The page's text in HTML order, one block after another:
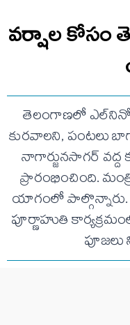
వర్షాల కోసం
తెలంగాణలో ఎల్‌నినో
కురవాలని, పంటలు
నాగార్జునసాగర్
ప్రారంభించింది.
యాగంలో పాల్గొన్నారు.
పూర్ణాహుతి
పూజలు